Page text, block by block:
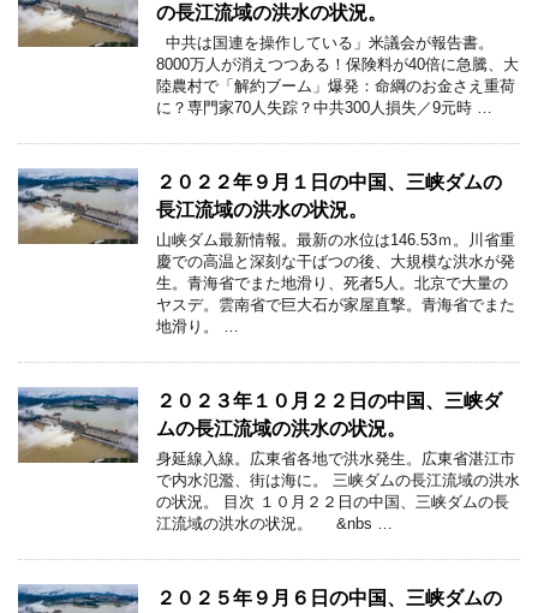
の長江流域の洪水の状況。
中共は国連を操作している」米議会が報告書。
8000万人が消えつつある！保険料が40倍に急騰、大
陸農村で「解約ブーム」爆発：命綱のお金さえ重荷
に？専門家70人失踪？中共300人損失／9元時 …
２０２２年９月１日の中国、三峡ダムの
長江流域の洪水の状況。
山峡ダム最新情報。最新の水位は146.53ｍ。川省重
慶での高温と深刻な干ばつの後、大規模な洪水が発
生。青海省でまた地滑り、死者5人。北京で大量の
ヤスデ。雲南省で巨大石が家屋直撃。青海省でまた
地滑り。 …
２０２３年１０月２２日の中国、三峡ダ
ムの長江流域の洪水の状況。
身延線入線。広東省各地で洪水発生。広東省湛江市
で内水氾濫、街は海に。 三峡ダムの長江流域の洪水
の状況。 目次 １０月２２日の中国、三峡ダムの長
江流域の洪水の状況。 &nbs …
２０２５年９月６日の中国、三峡ダムの